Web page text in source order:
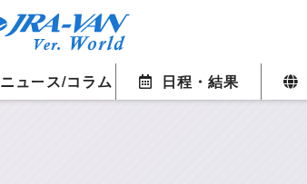
ニュース/コラム 日程・結果